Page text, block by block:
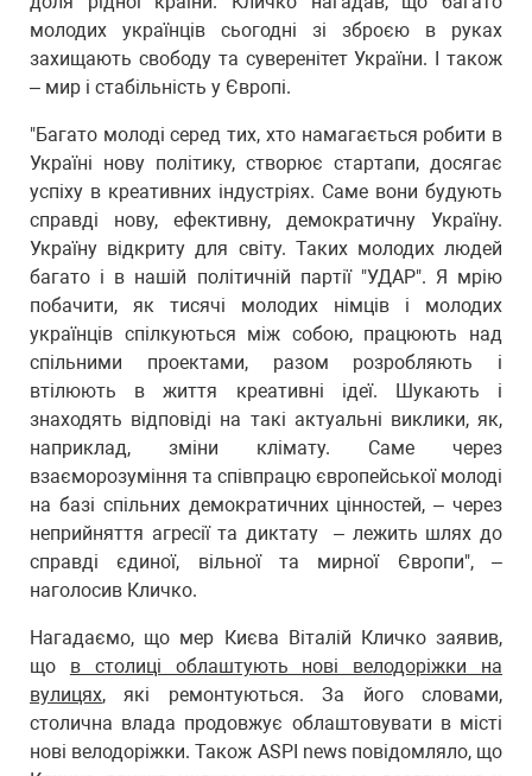
молодих українців сьогодні зі зброєю в руках
захищають свободу та суверенітет України. І також
– мир і стабільність у Європі.
"Багато молоді серед тих, хто намагається робити в
Україні нову політику, створює стартапи, досягає
успіху в креативних індустріях. Саме вони будують
справді нову, ефективну, демократичну Україну.
Україну відкриту для світу. Таких молодих людей
багато і в нашій політичній партії "УДАР". Я мрію
побачити, як тисячі молодих німців і молодих
українців спілкуються між собою, працюють над
спільними проектами, разом розробляють і
втілюють в життя креативні ідеї. Шукають і
знаходять відповіді на такі актуальні виклики, як,
наприклад, зміни клімату. Саме через
взаєморозуміння та співпрацю європейської молоді
на базі спільних демократичних цінностей, – через
неприйняття агресії та диктату – лежить шлях до
справді єдиної, вільної та мирної Європи", –
наголосив Кличко.
Нагадаємо, що мер Києва Віталій Кличко заявив,
що в столиці облаштують нові велодоріжки на
вулицях, які ремонтуються. За його словами,
столична влада продовжує облаштовувати в місті
нові велодоріжки. Також ASPI news повідомляло, що